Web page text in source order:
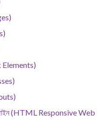
Elements)
(HTML Responsive Web